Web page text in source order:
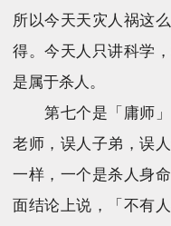
所以今天天灾人祸这
得。今天人只讲科学
是属于杀人。
第七个是「庸师」
老师，误人子弟，误
一样，一个是杀人身
面结论上说，「不有